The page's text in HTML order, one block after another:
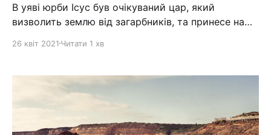
В уяві юрби Ісус був очікуваний цар, який
визволить землю від загарбників, та принесе на
тому і раділи... Але зовсім скоро Ісуса поведуть
уявляли, і відвернуться від Нього. > "і
26 квіт 2021 Читати 1 хв